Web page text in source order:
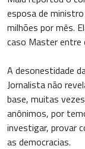
esposa de
milhões por mês.
caso Master entre
A desonestidade
Jornalista não
base, muitas
anônimos, por
investigar, provar
as democracias.